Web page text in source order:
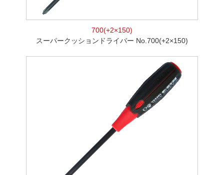
700(+2×150)
スーパークッションドライバー No.700(+2×150)